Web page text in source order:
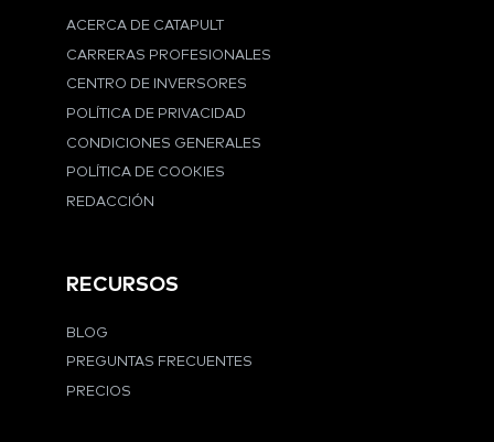
ACERCA DE CATAPULT
CARRERAS PROFESIONALES
CENTRO DE INVERSORES
POLÍTICA DE PRIVACIDAD
CONDICIONES GENERALES
POLÍTICA DE COOKIES
REDACCIÓN
RECURSOS
BLOG
PREGUNTAS FRECUENTES
PRECIOS